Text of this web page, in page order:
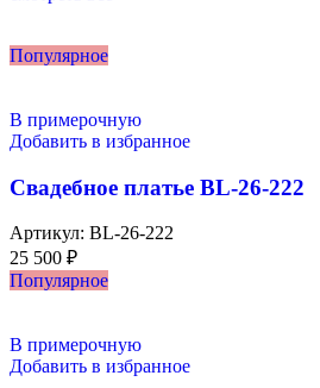
Популярное
В примерочную
Добавить в избранное
Свадебное платье BL-26-222
Артикул: BL-26-222
25 500 ₽
Популярное
В примерочную
Добавить в избранное